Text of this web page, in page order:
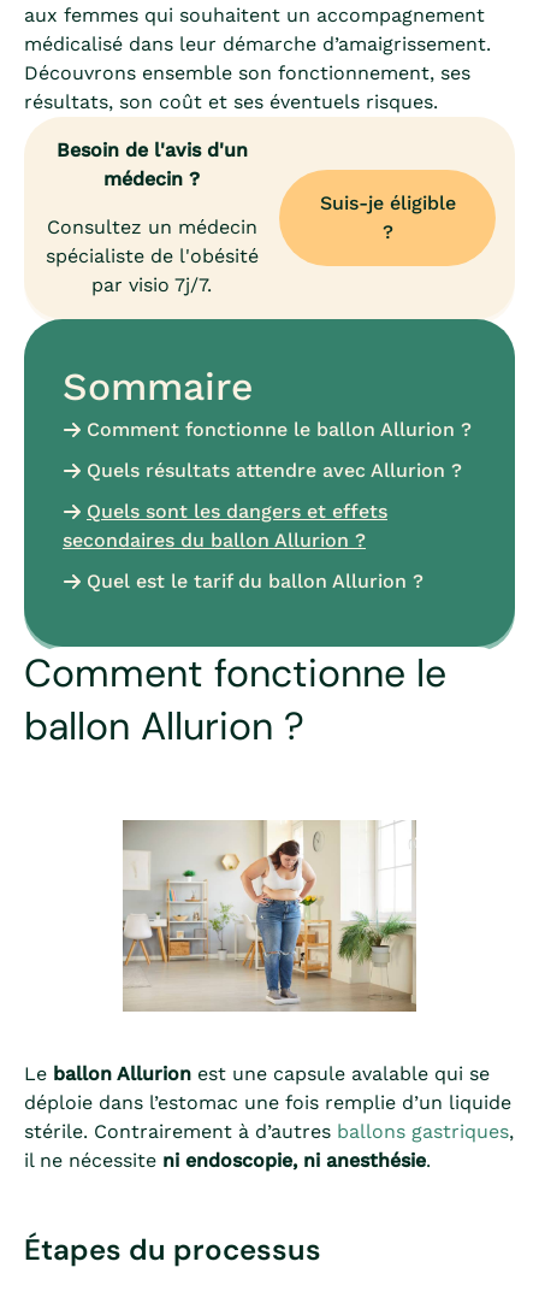
aux femmes qui souhaitent un accompagnement
médicalisé dans leur démarche d’amaigrissement.
Découvrons ensemble son fonctionnement, ses
résultats, son coût et ses éventuels risques.
Besoin de l'avis d'un
médecin ?
Suis-je éligible
?
Consultez un médecin
spécialiste de l'obésité
par visio 7j/7.
Sommaire
Comment fonctionne le ballon Allurion ?
Quels résultats attendre avec Allurion ?
Quels sont les dangers et effets
secondaires du ballon Allurion ?
Quel est le tarif du ballon Allurion ?
Comment fonctionne le
ballon Allurion ?
Le ballon Allurion est une capsule avalable qui se
déploie dans l’estomac une fois remplie d’un liquide
stérile. Contrairement à d’autres ballons gastriques,
il ne nécessite ni endoscopie, ni anesthésie.
Étapes du processus